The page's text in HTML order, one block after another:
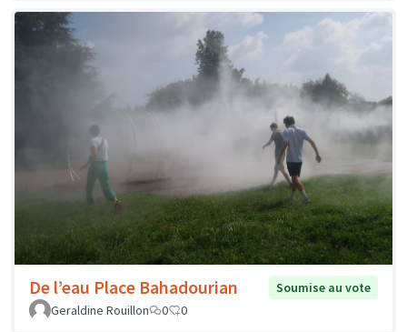
De l’eau Place Bahadourian
Soumise au vote
Geraldine Rouillon
0 0